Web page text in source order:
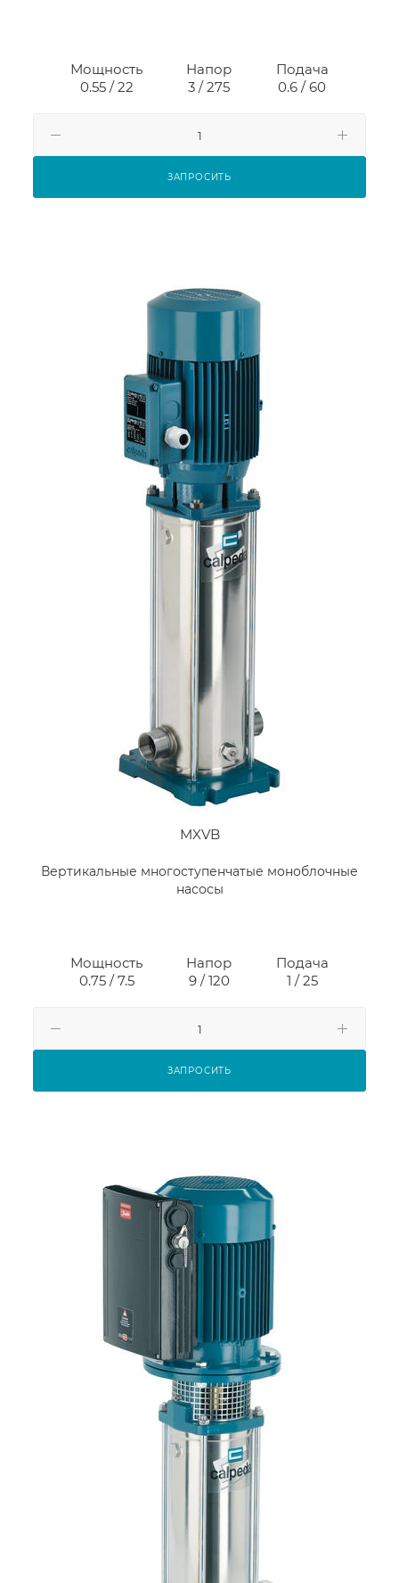
Мощность
0.55 / 22
Напор
3 / 275
Подача
0.6 / 60
ЗАПРОСИТЬ
MXVB
Вертикальные многоступенчатые моноблочные
насосы
Мощность
0.75 / 7.5
Напор
9 / 120
Подача
1 / 25
ЗАПРОСИТЬ